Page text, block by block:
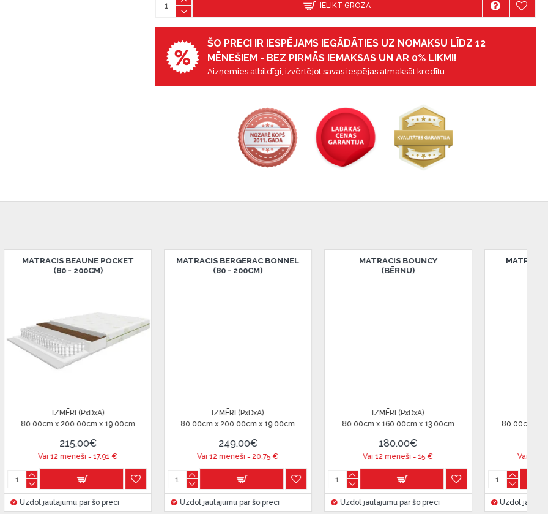
IELIKT GROZĀ
ŠO PRECI IR IESPĒJAMS IEGĀDĀTIES UZ NOMAKSU LĪDZ 12
MĒNEŠIEM - BEZ PIRMĀS IEMAKSAS UN AR 0% LIKMI!
Aizņemies atbildīgi, izvērtējot savas iespējas atmaksāt kredītu.
MATRACIS BOUNCY
(BĒRNU)
IZMĒRI (PxDxA)
80.00cm x 160.00cm x 13.00cm
180.00€
Vai 12 mēneši =15€
Uzdot jautājumu par šo preci
MATRACIS BOUNCY COCO
(BĒRNU)
IZMĒRI (PxDxA)
80.00cm x 160.00cm x 13.00cm
199.00€
Vai 12 mēneši =16.58€
Uzdot jautājumu par šo preci
MATRACIS CLERMONT HARD
(80 - 200CM)
IZMĒRI (PxDxA)
80.00cm x 200.00cm x 17.00cm
335.00€
Vai 12 mēneši =27.91€
Uzdot jautājumu par šo preci
MATRACIS
80.00cm x
Vai 12
Uzdot